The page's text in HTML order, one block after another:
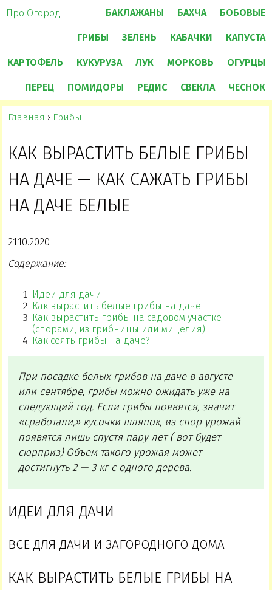
Про Огород БАКЛАЖАНЫ БАХЧА БОБОВЫЕ
ГРИБЫ ЗЕЛЕНЬ КАБАЧКИ КАПУСТА
КАРТОФЕЛЬ КУКУРУЗА ЛУК МОРКОВЬ ОГУРЦЫ
ПЕРЕЦ ПОМИДОРЫ РЕДИС СВЕКЛА ЧЕСНОК
Главная › Грибы
КАК ВЫРАСТИТЬ БЕЛЫЕ ГРИБЫ
НА ДАЧЕ — КАК САЖАТЬ ГРИБЫ
НА ДАЧЕ БЕЛЫЕ
21.10.2020
Содержание:
Идеи для дачи
Как вырастить белые грибы на даче
Как вырастить грибы на садовом участке
(спорами, из грибницы или мицелия)
Как сеять грибы на даче?
При посадке белых грибов на даче в августе
или сентябре, грибы можно ожидать уже на
следующий год. Если грибы появятся, значит
«сработали,» кусочки шляпок, из спор урожай
появятся лишь спустя пару лет ( вот будет
сюрприз) Объем такого урожая может
достигнуть 2 — 3 кг с одного дерева.
ИДЕИ ДЛЯ ДАЧИ
ВСЕ ДЛЯ ДАЧИ И ЗАГОРОДНОГО ДОМА
КАК ВЫРАСТИТЬ БЕЛЫЕ ГРИБЫ НА